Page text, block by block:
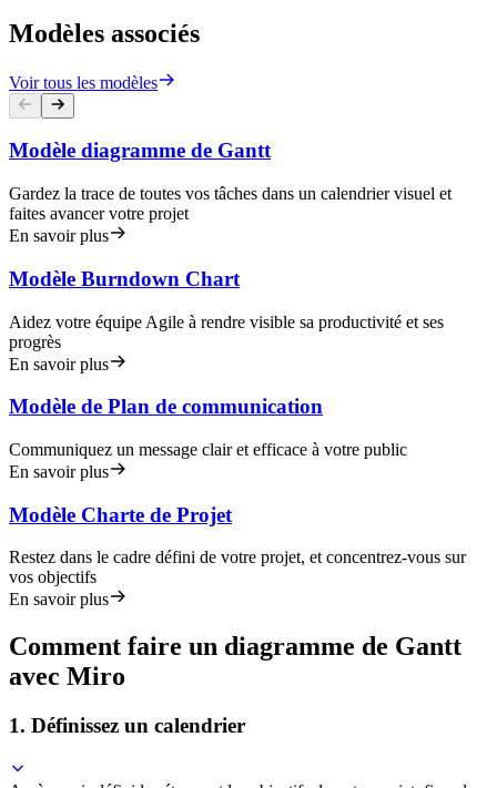
Modèles associés
Voir tous les modèles
Modèle diagramme de Gantt
Gardez la trace de toutes vos tâches dans un calendrier visuel et
faites avancer votre projet
En savoir plus
Modèle Burndown Chart
Aidez votre équipe Agile à rendre visible sa productivité et ses
progrès
En savoir plus
Modèle de Plan de communication
Communiquez un message clair et efficace à votre public
En savoir plus
Modèle Charte de Projet
Restez dans le cadre défini de votre projet, et concentrez-vous sur
vos objectifs
En savoir plus
Comment faire un diagramme de Gantt
avec Miro
1. Définissez un calendrier